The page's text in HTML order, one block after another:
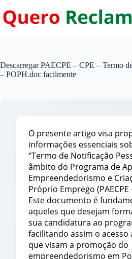
para
o
Descarregar PAECPE – CPE – Termo
– POPH.doc facilmente
O presente artigo visa
informações essenciais
“Termo de Notificação
âmbito do Programa de
Empreendedorismo e
Próprio Emprego (PAECPE
Este documento é
aqueles que desejam
sua candidatura ao
facilitando assim o acesso
que visam a promoção do
empreendedorismo em